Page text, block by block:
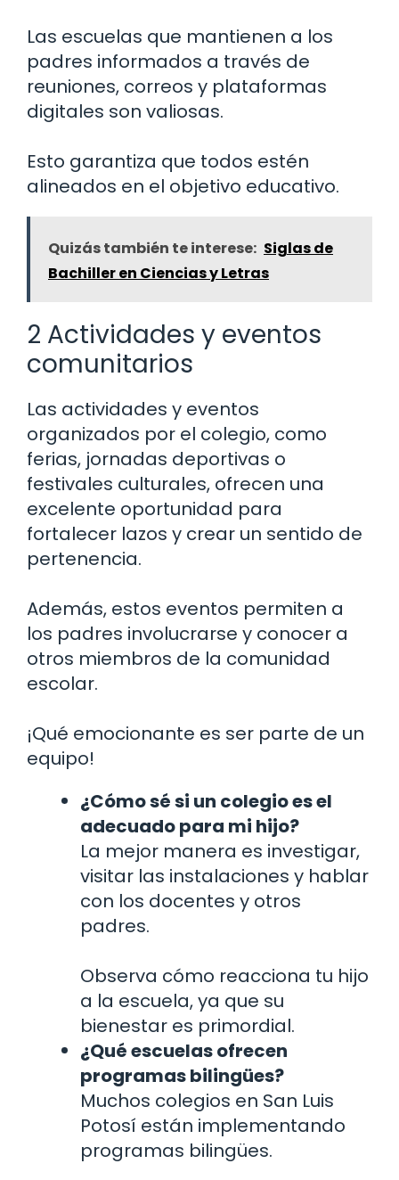
Las escuelas que mantienen a los
padres informados a través de
reuniones, correos y plataformas
digitales son valiosas.
Esto garantiza que todos estén
alineados en el objetivo educativo.
Quizás también te interese: Siglas de
Bachiller en Ciencias y Letras
2 Actividades y eventos
comunitarios
Las actividades y eventos
organizados por el colegio, como
ferias, jornadas deportivas o
festivales culturales, ofrecen una
excelente oportunidad para
fortalecer lazos y crear un sentido de
pertenencia.
Además, estos eventos permiten a
los padres involucrarse y conocer a
otros miembros de la comunidad
escolar.
¡Qué emocionante es ser parte de un
equipo!
¿Cómo sé si un colegio es el
adecuado para mi hijo?
La mejor manera es investigar,
visitar las instalaciones y hablar
con los docentes y otros
padres.
Observa cómo reacciona tu hijo
a la escuela, ya que su
bienestar es primordial.
¿Qué escuelas ofrecen
programas bilingües?
Muchos colegios en San Luis
Potosí están implementando
programas bilingües.